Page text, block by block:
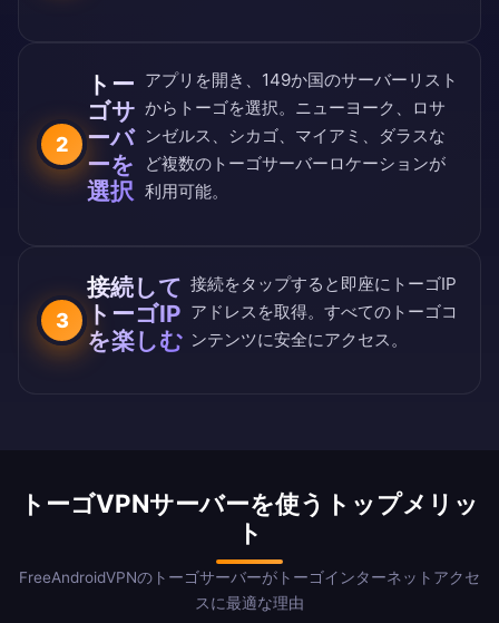
2
トー
ゴサ
ーバ
ーを
選択
アプリを開き、 149か国のサーバーリスト
からトーゴを選択。ニューヨーク、ロサ
ンゼルス、シカゴ、マイアミ、ダラスな
ど複数のトーゴサーバーロケーションが
利用可能。
3
接続して
トーゴIP
を楽しむ
接続をタップすると即座にトーゴIP
アドレスを取得。すべてのトーゴコ
ンテンツに安全にアクセス。
トーゴVPNサーバーを使うトップメリッ
ト
FreeAndroidVPNのトーゴサーバーがトーゴインターネットアクセ
スに最適な理由